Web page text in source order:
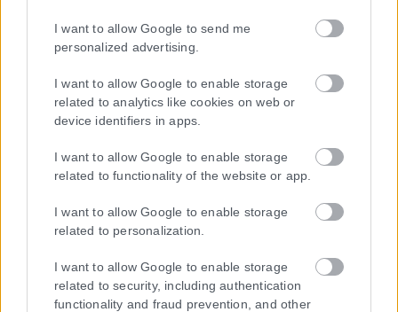
I want to allow Google to send me
personalized advertising.
I want to allow Google to enable storage
related to analytics like cookies on web or
device identifiers in apps.
I want to allow Google to enable storage
related to functionality of the website or app.
I want to allow Google to enable storage
related to personalization.
I want to allow Google to enable storage
related to security, including authentication
functionality and fraud prevention, and other
επέκταση η ιστοσελίδα που κατέχει αυτή “www.karfitsa.gr”
συμμορφώνονται με τη Σύσταση (ΕΕ) 2018/334 της Επιτροπής της
αντιμετώπιση του παράνομου περιεχομένου στο διαδίκτυο (L 63).
Μοναδικός αριθμός Μ.Η.Τ. 262048